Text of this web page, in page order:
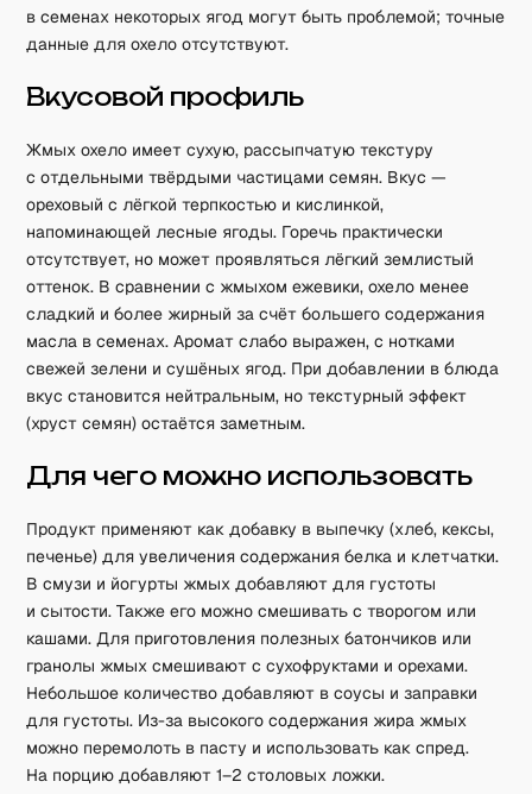
в семенах некоторых ягод могут быть проблемой; точные
данные для охело отсутствуют.
Вкусовой профиль
Жмых охело имеет сухую, рассыпчатую текстуру
с отдельными твёрдыми частицами семян. Вкус —
ореховый с лёгкой терпкостью и кислинкой,
напоминающей лесные ягоды. Горечь практически
отсутствует, но может проявляться лёгкий землистый
оттенок. В сравнении с жмыхом ежевики, охело менее
сладкий и более жирный за счёт большего содержания
масла в семенах. Аромат слабо выражен, с нотками
свежей зелени и сушёных ягод. При добавлении в блюда
вкус становится нейтральным, но текстурный эффект
(хруст семян) остаётся заметным.
Для чего можно использовать
Продукт применяют как добавку в выпечку (хлеб, кексы,
печенье) для увеличения содержания белка и клетчатки.
В смузи и йогурты жмых добавляют для густоты
и сытости. Также его можно смешивать с творогом или
кашами. Для приготовления полезных батончиков или
гранолы жмых смешивают с сухофруктами и орехами.
Небольшое количество добавляют в соусы и заправки
для густоты. Из-за высокого содержания жира жмых
можно перемолоть в пасту и использовать как спред.
На порцию добавляют 1–2 столовых ложки.